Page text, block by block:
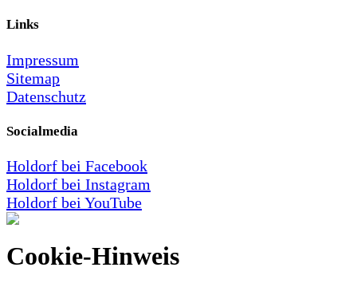
Links
Impressum
Sitemap
Datenschutz
Socialmedia
Holdorf bei Facebook
Holdorf bei Instagram
Holdorf bei YouTube
Cookie-Hinweis